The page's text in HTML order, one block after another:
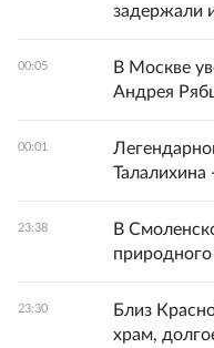
задержали
00:05
В Москве
Андрея
00:01
Талалихина
23:38
В
23:30
Близ
храм,